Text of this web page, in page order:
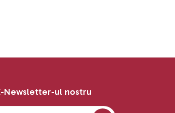
Newsletter-ul nostru